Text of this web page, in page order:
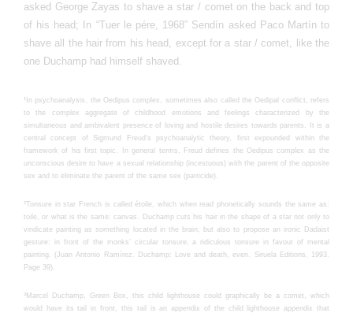
asked George Zayas to shave a star / comet on the back and top
of his head; In “Tuer le pére, 1968” Sendín asked Paco Martín to
shave all the hair from his head, except for a star / comet, like the
one Duchamp had himself shaved.
¹In psychoanalysis, the Oedipus complex, sometimes also called the Oedipal conflict, refers
to the complex aggregate of childhood emotions and feelings characterized by the
simultaneous and ambivalent presence of loving and hostile desires towards parents. It is a
central concept of Sigmund Freud’s psychoanalytic theory, first expounded within the
framework of his first topic. In general terms, Freud defines the Oedipus complex as the
unconscious desire to have a sexual relationship (incestuous) with the parent of the opposite
sex and to eliminate the parent of the same sex (parricide).
²Tonsure in star French is called étoile, which when read phonetically sounds the same as:
toile, or what is the same: canvas. Duchamp cuts his hair in the shape of a star not only to
vindicate painting as something located in the brain, but also to propose an ironic Dadaist
gesture: in front of the monks’ circular tonsure, a ridiculous tonsure in favour of mental
painting. (Juan Antonio Ramírez. Duchamp: Love and death, even. Siruela Editions, 1993.
Page 39).
³Marcel Duchamp, Green Box, this child lighthouse could graphically be a comet, which
would have its tail in front, this tail is an appendix of the child lighthouse appendix that